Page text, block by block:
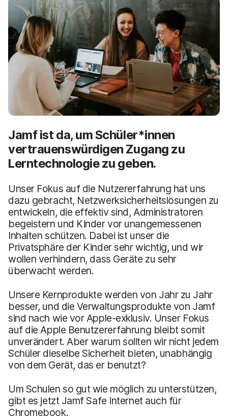
t
n
n
Jamf ist da, um Schüler*innen
vertrauenswürdigen Zugang zu
Lerntechnologie zu geben.
Unser Fokus auf die Nutzererfahrung hat uns
dazu gebracht, Netzwerksicherheitslösungen zu
entwickeln, die effektiv sind, Administratoren
begeistern und Kinder vor unangemessenen
Inhalten schützen. Dabei ist unser die
Privatsphäre der Kinder sehr wichtig, und wir
wollen verhindern, dass Geräte zu sehr
überwacht werden.
Unsere Kernprodukte werden von Jahr zu Jahr
besser, und die Verwaltungsprodukte von Jamf
sind nach wie vor Apple-exklusiv. Unser Fokus
auf die Apple Benutzererfahrung bleibt somit
unverändert. Aber warum sollten wir nicht jedem
Schüler dieselbe Sicherheit bieten, unabhängig
von dem Gerät, das er benutzt?
Um Schulen so gut wie möglich zu unterstützen,
gibt es jetzt Jamf Safe Internet auch für
Chromebook.